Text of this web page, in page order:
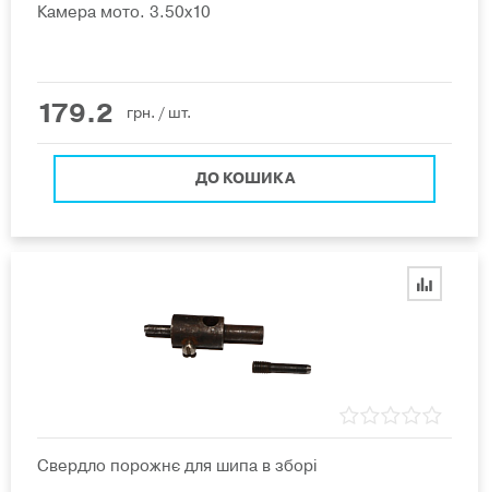
Камера мото. 3.50х10
179.2 грн. / шт.
ДО КОШИКА
Свердло порожнє для шипа в зборі